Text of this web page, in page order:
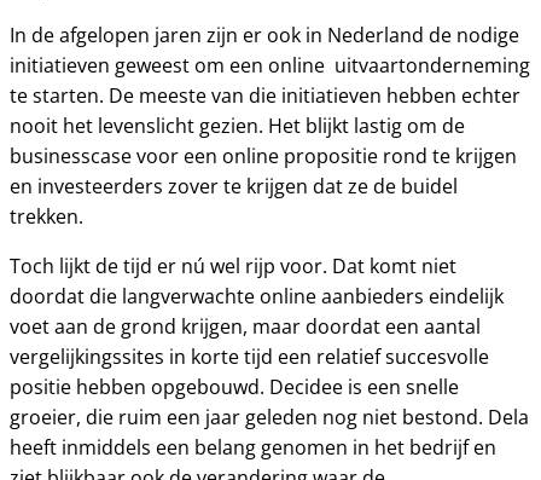
In de afgelopen jaren zijn er ook in Nederland de nodige
initiatieven geweest om een online uitvaartonderneming
te starten. De meeste van die initiatieven hebben echter
nooit het levenslicht gezien. Het blijkt lastig om de
businesscase voor een online propositie rond te krijgen
en investeerders zover te krijgen dat ze de buidel
trekken.
Toch lijkt de tijd er nú wel rijp voor. Dat komt niet
doordat die langverwachte online aanbieders eindelijk
voet aan de grond krijgen, maar doordat een aantal
vergelijkingssites in korte tijd een relatief succesvolle
positie hebben opgebouwd. Decidee is een snelle
groeier, die ruim een jaar geleden nog niet bestond. Dela
heeft inmiddels een belang genomen in het bedrijf en